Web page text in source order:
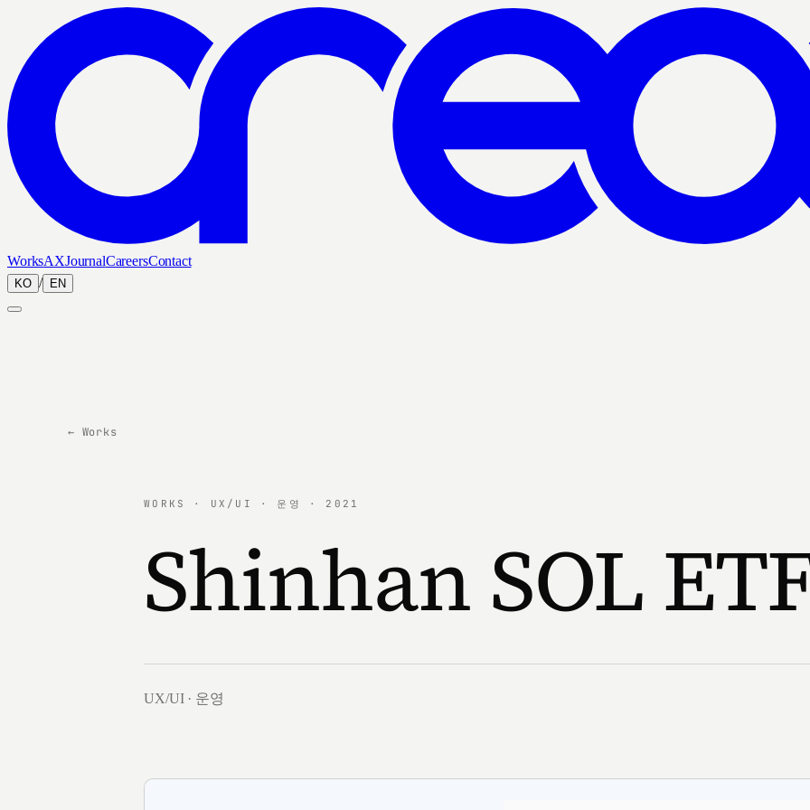
WorksAXJournalCareersContact
KO / EN
← Works
WORKS · UX/UI · 운영 · 2021
Shinhan SOL
UX/UI · 운영